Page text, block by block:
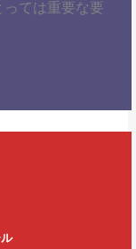
ては重要な要